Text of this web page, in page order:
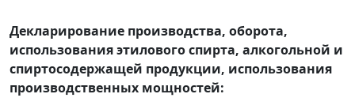
Декларирование производства, оборота,
использования этилового спирта, алкогольной и
спиртосодержащей продукции, использования
производственных мощностей: